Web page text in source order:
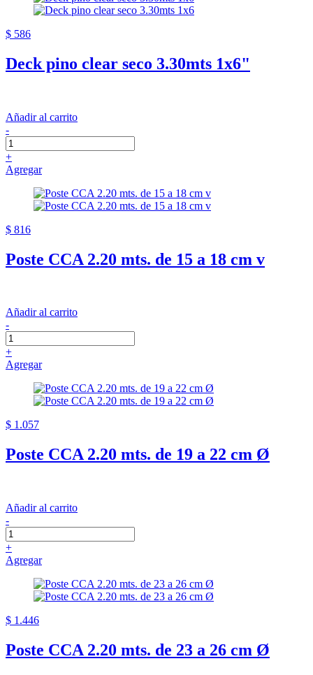
$ 586
Deck pino clear seco 3.30mts 1x6"
Añadir al carrito
-
+
Agregar
$ 816
Poste CCA 2.20 mts. de 15 a 18 cm v
Añadir al carrito
-
+
Agregar
$ 1.057
Poste CCA 2.20 mts. de 19 a 22 cm Ø
Añadir al carrito
-
+
Agregar
$ 1.446
Poste CCA 2.20 mts. de 23 a 26 cm Ø